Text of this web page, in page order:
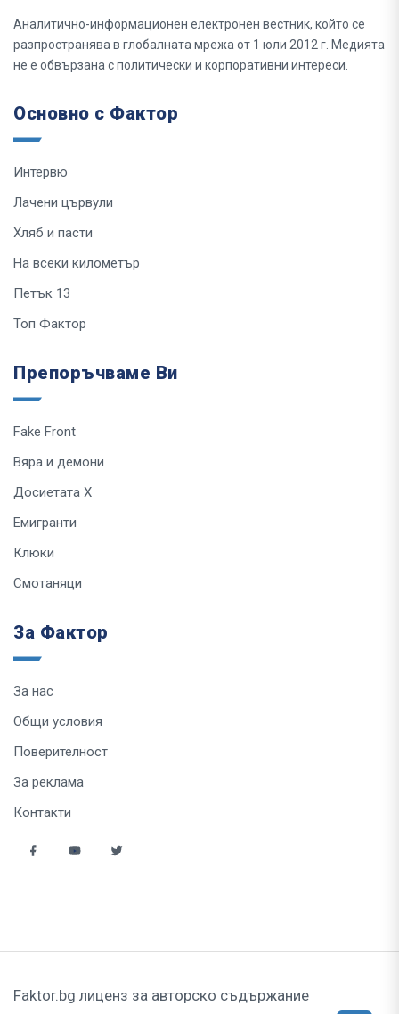
Аналитично-информационен електронен вестник, който се
разпространява в глобалната мрежа от 1 юли 2012 г. Медията
не е обвързана с политически и корпоративни интереси.
Основно с Фактор
Интервю
Лачени цървули
Хляб и пасти
На всеки километър
Петък 13
Топ Фактор
Препоръчваме Ви
Fake Front
Вяра и демони
Досиетата Х
Емигранти
Клюки
Смотаняци
За Фактор
За нас
Общи условия
Поверителност
За реклама
Контакти
Faktor.bg лиценз за авторско съдържание